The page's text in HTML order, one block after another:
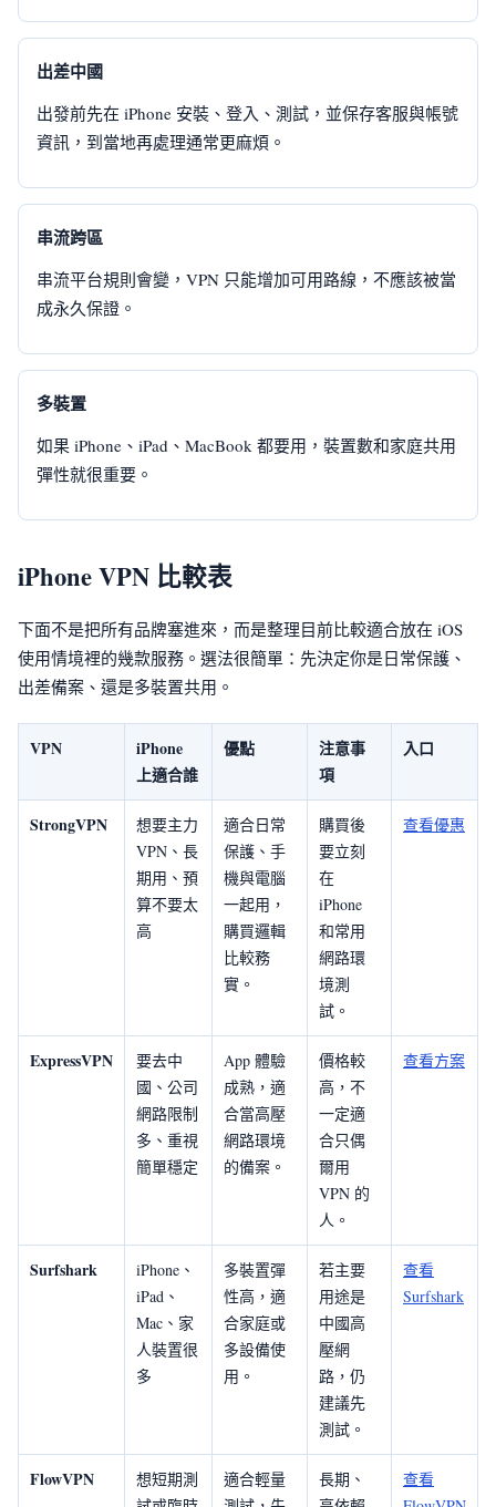
出差中國
出發前先在 iPhone 安裝、登入、測試，並保存客服與帳號
資訊，到當地再處理通常更麻煩。
串流跨區
串流平台規則會變，VPN 只能增加可用路線，不應該被當
成永久保證。
多裝置
如果 iPhone、iPad、MacBook 都要用，裝置數和家庭共用
彈性就很重要。
iPhone VPN 比較表
下面不是把所有品牌塞進來，而是整理目前比較適合放在 iOS
使用情境裡的幾款服務。選法很簡單：先決定你是日常保護、
出差備案、還是多裝置共用。
VPN
iPhone
上適合誰
優點
注意事
項
入口
StrongVPN
想要主力
VPN、長
期用、預
算不要太
高
適合日常
保護、手
機與電腦
一起用，
購買邏輯
比較務
實。
購買後
要立刻
在
iPhone
和常用
網路環
境測
試。
查看優惠
ExpressVPN
要去中
國、公司
網路限制
多、重視
簡單穩定
App 體驗
成熟，適
合當高壓
網路環境
的備案。
價格較
高，不
一定適
合只偶
爾用
VPN 的
人。
查看方案
Surfshark
iPhone、
iPad、
Mac、家
人裝置很
多
多裝置彈
性高，適
合家庭或
多設備使
用。
若主要
用途是
中國高
壓網
路，仍
建議先
測試。
查看
Surfshark
FlowVPN
想短期測
適合輕量
長期、
查看